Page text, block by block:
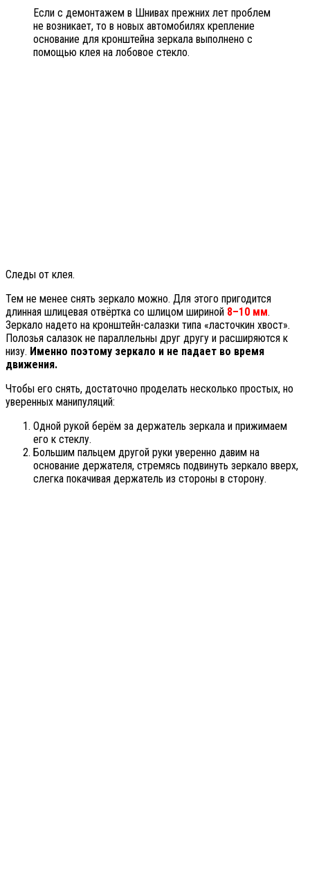
Если с демонтажем в Шнивах прежних лет проблем
не возникает, то в новых автомобилях крепление
основание для кронштейна зеркала выполнено с
помощью клея на лобовое стекло.
Следы от клея.
Тем не менее снять зеркало можно. Для этого пригодится
длинная шлицевая отвёртка со шлицом шириной 8–10 мм.
Зеркало надето на кронштейн-салазки типа «ласточкин хвост».
Полозья салазок не параллельны друг другу и расширяются к
низу. Именно поэтому зеркало и не падает во время
движения.
Чтобы его снять, достаточно проделать несколько простых, но
уверенных манипуляций:
Одной рукой берём за держатель зеркала и прижимаем
его к стеклу.
Большим пальцем другой руки уверенно давим на
основание держателя, стремясь подвинуть зеркало вверх,
слегка покачивая держатель из стороны в сторону.